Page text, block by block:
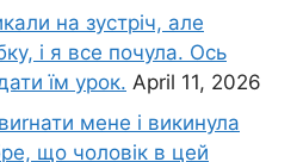
на зустріч, але
і я все почула. Ось
їм урок. April 11, 2026
мене і викинула
що чоловік в цей